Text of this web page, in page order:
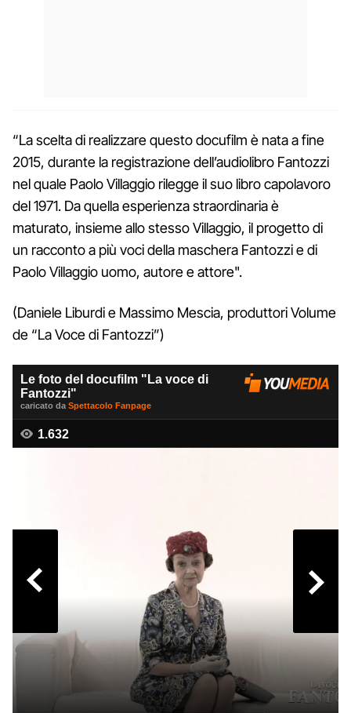
“La scelta di realizzare questo docufilm è nata a fine
2015, durante la registrazione dell’audiolibro Fantozzi
nel quale Paolo Villaggio rilegge il suo libro capolavoro
del 1971. Da quella esperienza straordinaria è
maturato, insieme allo stesso Villaggio, il progetto di
un racconto a più voci della maschera Fantozzi e di
Paolo Villaggio uomo, autore e attore".
(Daniele Liburdi e Massimo Mescia, produttori Volume
de “La Voce di Fantozzi”)